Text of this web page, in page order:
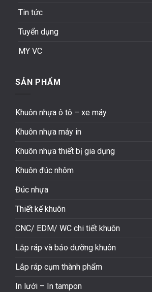
Tin tức
Tuyển dụng
MY VC
SẢN PHẨM
Khuôn nhựa ô tô – xe máy
Khuôn nhựa máy in
Khuôn nhựa thiết bị gia dụng
Khuôn đúc nhôm
Đúc nhựa
Thiết kế khuôn
CNC/ EDM/ WC chi tiết khuôn
Lắp ráp và bảo dưỡng khuôn
Lắp ráp cụm thành phẩm
In lưới – In tampon